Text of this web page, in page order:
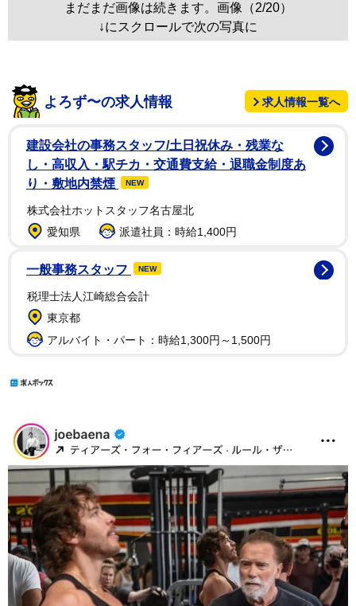
まだまだ画像は続きます。画像（2/20）
↓にスクロールで次の写真に
よろず〜の求人情報 求人情報一覧へ
建設会社の事務スタッフ/土日祝休み・残業な
し・高収入・駅チカ・交通費支給・退職金制度あ
り・敷地内禁煙
NEW
株式会社ホットスタッフ名古屋北
愛知県
派遣社員：時給1,400円
一般事務スタッフ NEW
税理士法人江崎総合会計
東京都
アルバイト・パート：時給1,300円～1,500円